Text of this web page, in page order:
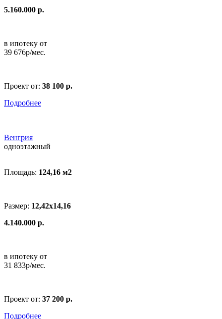
5.160.000 р.
в ипотеку от
39 676р/мес.
Проект от: 38 100 р.
Подробнее
Венгрия
одноэтажный
Площадь: 124,16 м2
Размер: 12,42x14,16
4.140.000 р.
в ипотеку от
31 833р/мес.
Проект от: 37 200 р.
Подробнее